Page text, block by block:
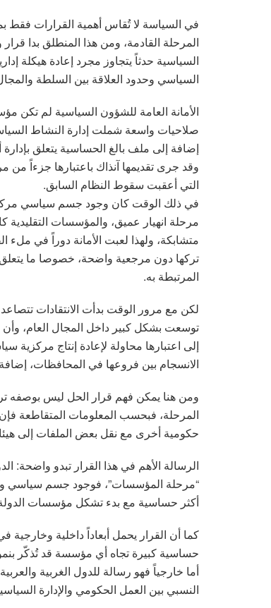
في السياسة لا تُقاس أهمية القرارات
المرحلة القادمة، ومن هذا المنطلق بدا
السياسية حدثاً يتجاوز مجرد إعادة هيكلة
السياسي وحدود العلاقة بين السلطة
صلاحيات واسعة شملت إدارة النشاط
إضافة إلى ملف بالغ الحساسية يتعلق
وقد جرى تقديمها آنذاك باعتبارها جزءاً
التي أعقبت سقوط النظام السابق.
في ذلك الوقت كان وجود جسم سياسي مركزي
مرحلة انهيار عميق، والمؤسسات التقليدية
متشابكة، ولهذا لعبت الأمانة دوراً في
تركها دون مرجعية واضحة، خصوصا ما يتعلق
المرتبطة به.
لكن مع مرور الوقت بدأت الانتقادات
توسعت بشكل كبير داخل المجال العام،
إلى اعتبارها محاولة لإعادة إنتاج
الانسجام بين فروعها في المحافظات،
ومن هنا يمكن فهم قرار الحل ليس بوصفه
المرحلة، فبحسب المعلومات المتقاطعة
حكومية أخرى مع نقل بعض الملفات إلى
الرسالة الأهم في هذا القرار تبدو واضحة:
“مرحلة المؤسسات”، فوجود جسم سياسي
أكثر حساسية مع بدء تشكل مؤسسات الدولة
كما أن القرار يحمل أبعاداً داخلية
حساسية كبيرة تجاه أي مؤسسة قد تُذكّر
أما خارجياً فهو رسالة للدول الغربية
النسبي بين العمل الحكومي والإدارة